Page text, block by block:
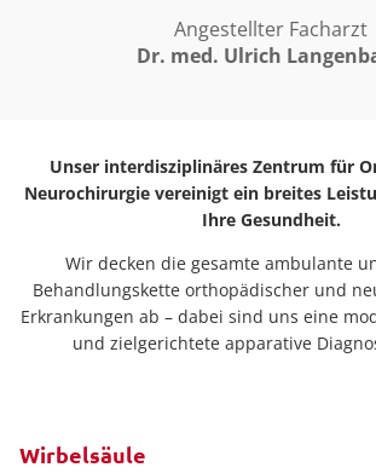
Angestellter Facharzt
Dr. med. Ulrich
Unser interdisziplinäres Zentrum für
Neurochirurgie vereinigt ein breites
Ihre Gesundheit.
Wir decken die gesamte ambulante
Behandlungskette orthopädischer und
Erkrankungen ab – dabei sind uns eine
und zielgerichtete apparative
Wirbelsäule